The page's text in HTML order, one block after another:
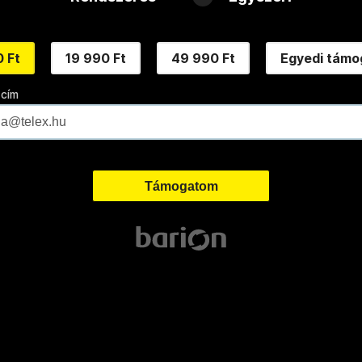
Ft 19 990 Ft 49 990 Ft Egyedi